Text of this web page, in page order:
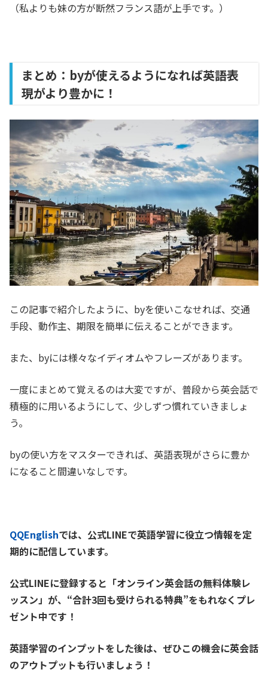
（私よりも妹の方が断然フランス語が上手です。）
まとめ：byが使えるようになれば英語表
現がより豊かに！
この記事で紹介したように、byを使いこなせれば、交通
手段、動作主、期限を簡単に伝えることができます。
また、byには様々なイディオムやフレーズがあります。
一度にまとめて覚えるのは大変ですが、普段から英会話で
積極的に用いるようにして、少しずつ慣れていきましょ
う。
byの使い方をマスターできれば、英語表現がさらに豊か
になること間違いなしです。
QQEnglishでは、公式LINEで英語学習に役立つ情報を定
期的に配信しています。
公式LINEに登録すると「オンライン英会話の無料体験レ
ッスン」が、 “合計3回も受けられる特典”をもれなくプレ
ゼント中です！
英語学習のインプットをした後は、ぜひこの機会に英会話
のアウトプットも行いましょう！